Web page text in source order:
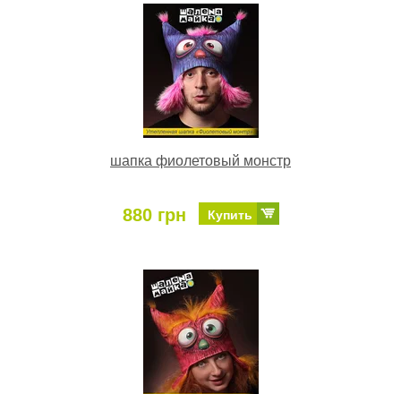
шапка фиолетовый монстр
880 грн Купить